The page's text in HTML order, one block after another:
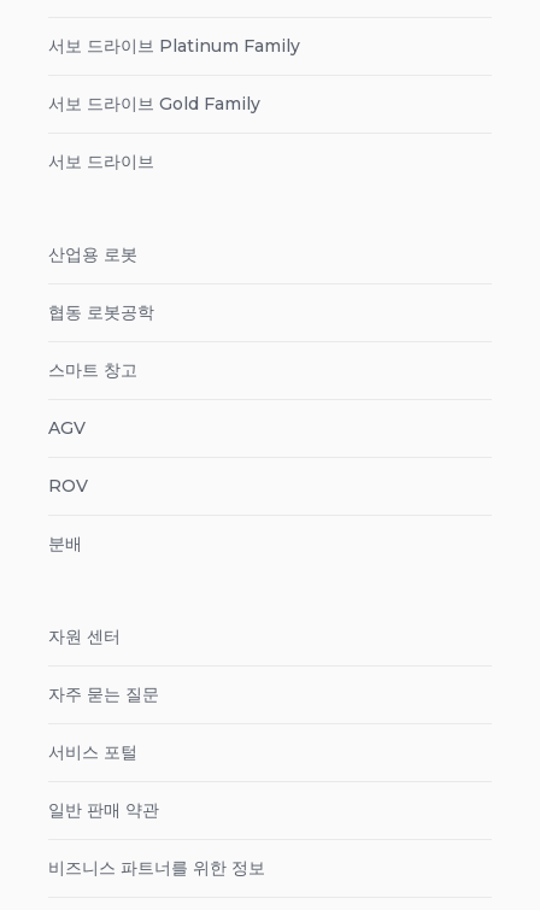
서보 드라이브 Platinum Family
서보 드라이브 Gold Family
서보 드라이브
산업용 로봇
협동 로봇공학
스마트 창고
AGV
ROV
분배
자원 센터
자주 묻는 질문
서비스 포털
일반 판매 약관
비즈니스 파트너를 위한 정보